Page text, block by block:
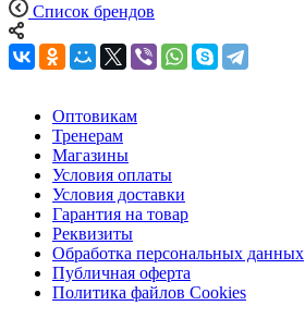
Список брендов
Оптовикам
Тренерам
Магазины
Условия оплаты
Условия доставки
Гарантия на товар
Реквизиты
Обработка персональных данных
Публичная оферта
Политика файлов Cookies